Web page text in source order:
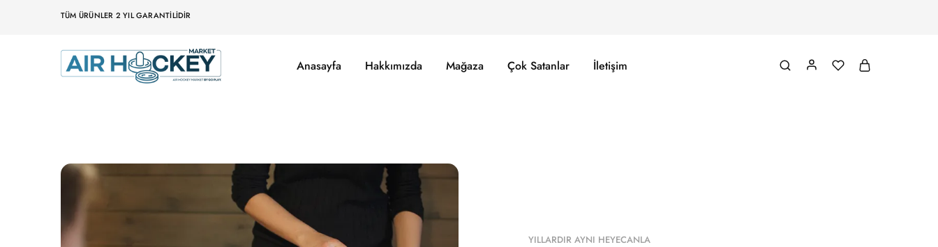
TÜM ÜRÜNLER 2 YIL GARANTILIDIR
Air
Hockey
Anasayfa Hakkımızda Mağaza Çok Satanlar İletişim
YILLARDIR AYNI HEYECANLA